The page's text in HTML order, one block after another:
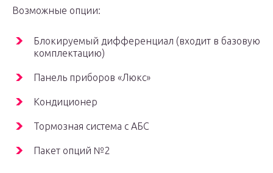
Возможные опции:
Блокируемый дифференциал (входит в базовую
комплектацию)
Панель прибoров «Люкс»
Кондиционер
Тормозная система с АБС
Пакет опций №2